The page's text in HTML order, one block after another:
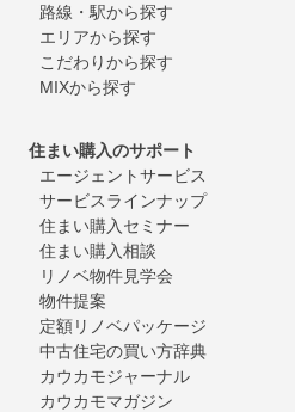
路線・駅から探す
エリアから探す
こだわりから探す
MIXから探す
住まい購入のサポート
エージェントサービス
サービスラインナップ
住まい購入セミナー
住まい購入相談
リノベ物件見学会
物件提案
定額リノベパッケージ
中古住宅の買い方辞典
カウカモジャーナル
カウカモマガジン